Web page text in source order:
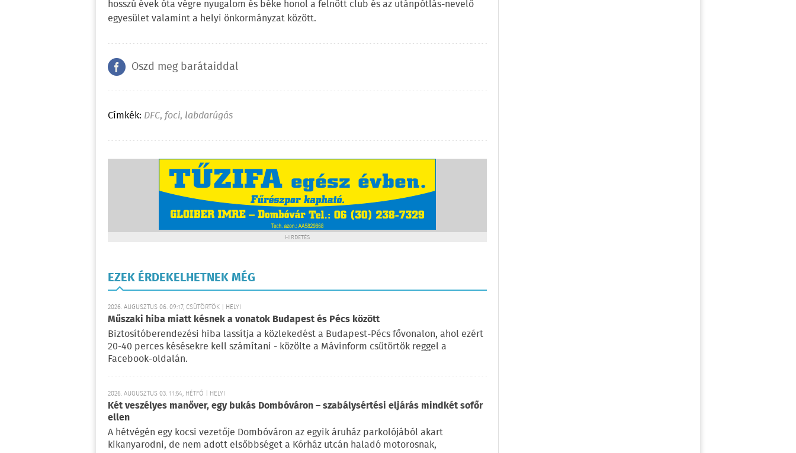
hosszú évek óta végre nyugalom és béke honol a felnőtt club és az utánpótlás-nevelő
egyesület valamint a helyi önkormányzat között.
Oszd meg barátaiddal
Címkék: DFC,foci, labdarúgás
HIRDETÉS
EZEK ÉRDEKELHETNEK MÉG
2026. AUGUSZTUS 06. 09:17, CSÜTÖRTÖK | HELYI
Műszaki hiba miatt késnek a vonatok Budapest és Pécs között
Biztosítóberendezési hiba lassítja a közlekedést a Budapest-Pécs fővonalon, ahol ezért
20-40 perces késésekre kell számítani - közölte a Mávinform csütörtök reggel a
Facebook-oldalán.
2026. AUGUSZTUS 03. 11:54, HÉTFŐ | HELYI
Két veszélyes manőver, egy bukás Dombóváron – szabálysértési eljárás mindkét sofőr
ellen
A hétvégén egy kocsi vezetője Dombóváron az egyik áruház parkolójából akart
kikanyarodni, de nem adott elsőbbséget a Kórház utcán haladó motorosnak,